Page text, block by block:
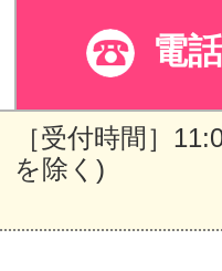
電
［受付時間］
を除く)